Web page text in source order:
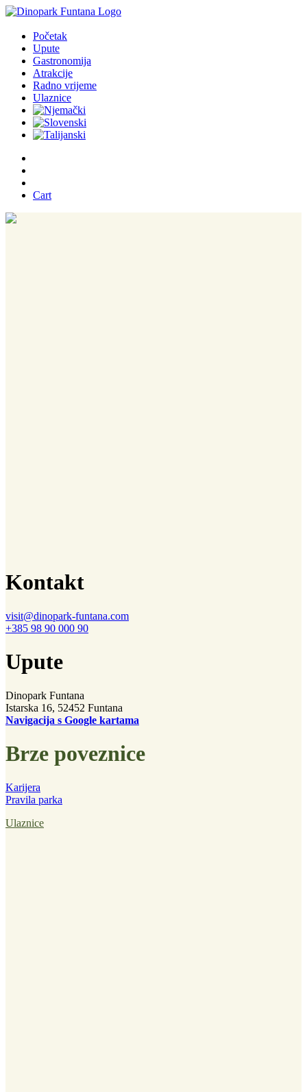
Početak
Upute
Gastronomija
Atrakcije
Radno vrijeme
Ulaznice
Cart
Kontakt
visit@dinopark-funtana.com
+385 98 90 000 90
Upute
Dinopark Funtana
Istarska 16, 52452 Funtana
Navigacija s Google kartama
Brze poveznice
Karijera
Pravila parka
Ulaznice